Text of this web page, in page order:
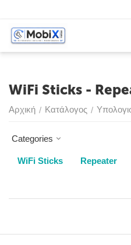
WiFi Sticks -
Αρχική / Κατάλογος /
Categories
WiFi Sticks Repeater